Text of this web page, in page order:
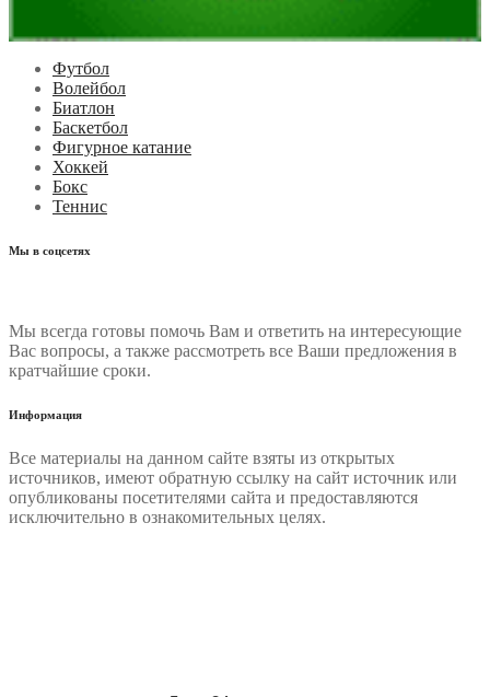
Футбол
Волейбол
Биатлон
Баскетбол
Фигурное катание
Хоккей
Бокс
Теннис
Мы в соцсетях
Мы всегда готовы помочь Вам и ответить на интересующие
Вас вопросы, а также рассмотреть все Ваши предложения в
кратчайшие сроки.
Информация
Все материалы на данном сайте взяты из открытых
источников, имеют обратную ссылку на сайт источник или
опубликованы посетителями сайта и предоставляются
исключительно в ознакомительных целях.